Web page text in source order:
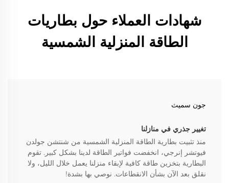
شهادات العملاء حول بطاريات
الطاقة المنزلية الشمسية
جون سميث
تغيير جذري في منازلنا
منذ تثبيت بطارية الطاقة المنزلية الشمسية من شنتشن جولدن
فيوتشر إنرجي، انخفضت فواتير الطاقة لدينا بشكل كبير. تقوم
البطارية بتخزين طاقة كافية لإبقاء منزلنا يعمل خلال الليل، ولا
نقلق بعد الآن بشأن الانقطاعات. نوصي بها بشدة!